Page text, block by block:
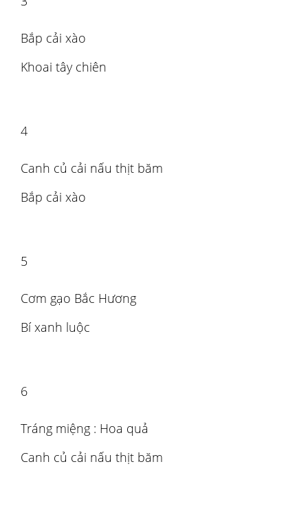
Bắp cải xào
Khoai tây chiên
4
Canh củ cải nấu thịt băm
Bắp cải xào
5
Cơm gạo Bắc Hương
Bí xanh luộc
6
Tráng miệng : Hoa quả
Canh củ cải nấu thịt băm